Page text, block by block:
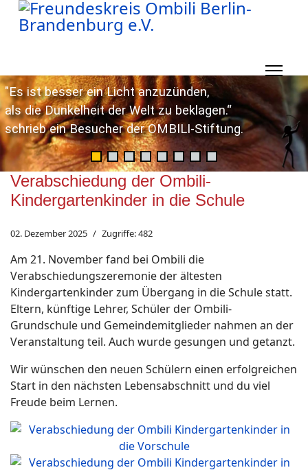
"Es ist besser ein Licht anzuzünden,
als die Dunkelheit der Welt zu beklagen.“
schrieb ein Besucher der OMBILI-Stiftung.
Verabschiedung der Ombili-
Kindergartenkinder in die Schule
02. Dezember 2025 Zugriffe: 482
Am 21. November fand bei Ombili die
Verabschiedungszeremonie der ältesten
Kindergartenkinder zum Übergang in die Schule statt.
Eltern, künftige Lehrer, Schüler der Ombili-
Grundschule und Gemeindemitglieder nahmen an der
Veranstaltung teil. Auch wurde gesungen und getanzt.
Wir wünschen den neuen Schülern einen erfolgreichen
Start in den nächsten Lebensabschnitt und du viel
Freude beim Lernen.